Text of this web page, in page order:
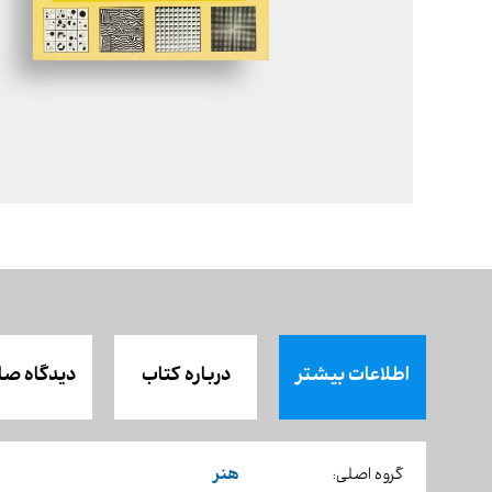
اطلاعات بیشتر درباره کتاب دیدگاه
گروه اصلی: هنر